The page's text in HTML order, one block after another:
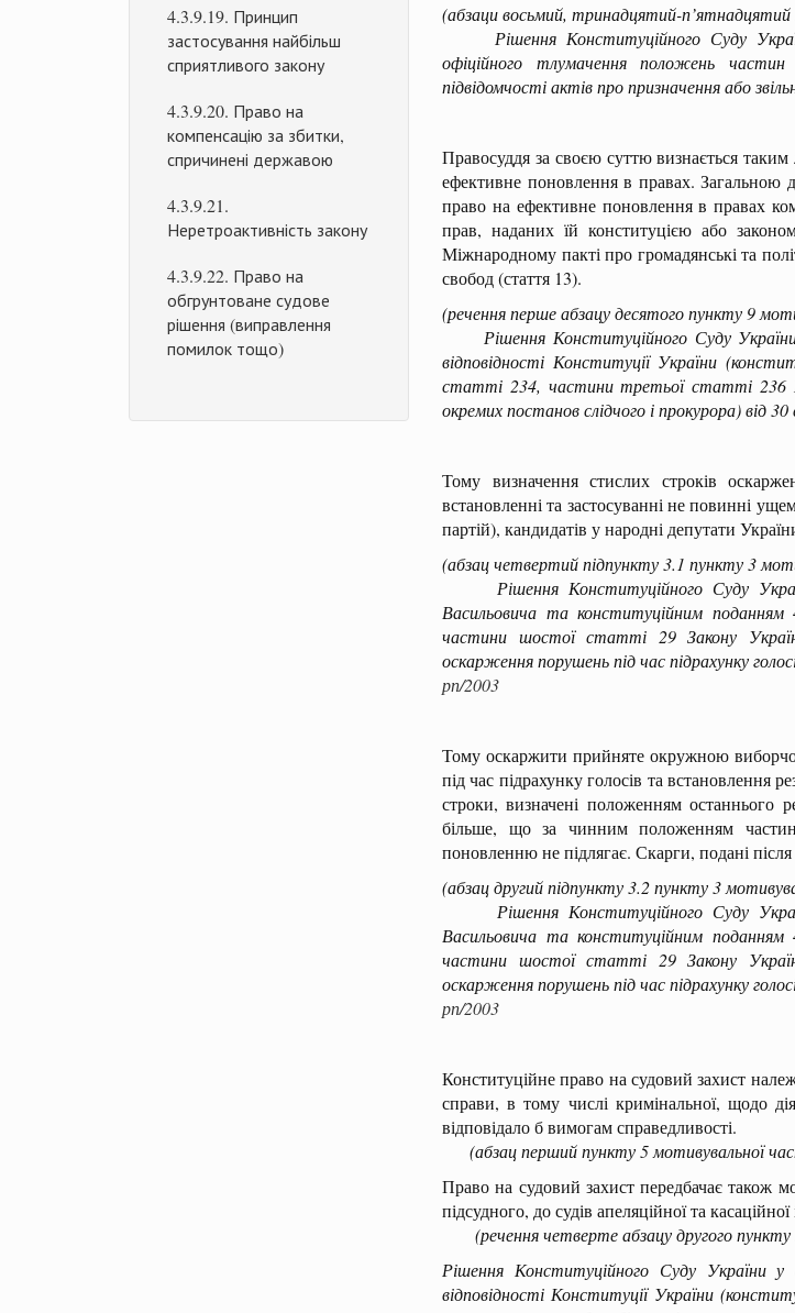
4.3.9.19. Принцип
застосування найбільш
сприятливого закону
4.3.9.20. Право на
компенсацію за збитки,
спричинені державою
4.3.9.21.
Неретроактивність закону
4.3.9.22. Право на
обгрунтоване судове
рішення (виправлення
помилок тощо)
(абзаци восьмий, тринадцятий-
Рішення Конституційного Суду
офіційного тлумачення положень
підвідомчості актів про призначення або
Правосуддя за своєю суттю визнається
ефективне поновлення в правах.
право на ефективне поновлення в правах
прав, наданих їй конституцією або
Міжнародному пакті про громадянські та
свобод (стаття 13).
(речення перше абзацу десятого пункту 9
Рішення Конституційного Суду України
відповідності Конституції України
статті 234, частини третьої статті 236
окремих постанов слідчого і прокурора) від 30
Тому визначення стислих строків
встановленні та застосуванні не повинні
партій), кандидатів у народні депутати
(абзац четвертий підпункту 3.1 пункту 3
Рішення Конституційного Суду
Васильовича та конституційним
частини шостої статті 29 Закону
оскарження порушень під час підрахунку
рп/2003
Тому оскаржити прийняте окружною
під час підрахунку голосів та встановлення
строки, визначені положенням
більше, що за чинним положенням
поновленню не підлягає. Скарги, подані
(абзац другий підпункту 3.2 пункту 3
Рішення Конституційного Суду
Васильовича та конституційним
частини шостої статті 29 Закону
оскарження порушень під час підрахунку
рп/2003
Конституційне право на судовий захист
справи, в тому числі кримінальної, щодо
відповідало б вимогам справедливості.
(абзац перший пункту 5 мотивувальної
Право на судовий захист передбачає також
підсудного, до судів апеляційної та касаційної
(речення четверте абзацу другого
Рішення Конституційного Суду України
відповідності Конституції України